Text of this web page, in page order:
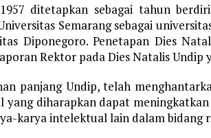
ditetapkan sebagai tahun
Semarang sebagai
Diponegoro. Penetapan Dies
Rektor pada Dies Natalis Undip
panjang Undip, telah
yang diharapkan dapat
karya intelektual lain dalam bidang